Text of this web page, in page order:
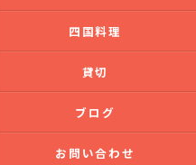
四国料理
貸切
ブログ
お問い合わせ